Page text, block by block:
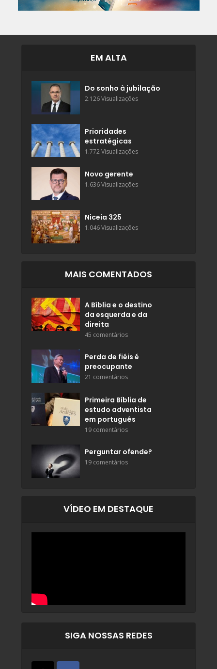
EM ALTA
Do sonho à jubilação
2.126 Visualizações
Prioridades
estratégicas
1.772 Visualizações
Novo gerente
1.636 Visualizações
Niceia 325
1.046 Visualizações
MAIS COMENTADOS
A Bíblia e o destino
da esquerda e da
direita
45 comentários
Perda de fiéis é
preocupante
21 comentários
Primeira Bíblia de
estudo adventista
em português
19 comentários
Perguntar ofende?
19 comentários
VÍDEO EM DESTAQUE
SIGA NOSSAS REDES